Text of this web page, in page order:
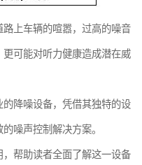
上车辆的喧嚣，过高的噪音
可能对听力健康造成潜在威
降噪设备，凭借其独特的设
噪声控制解决方案。
帮助读者全面了解这一设备